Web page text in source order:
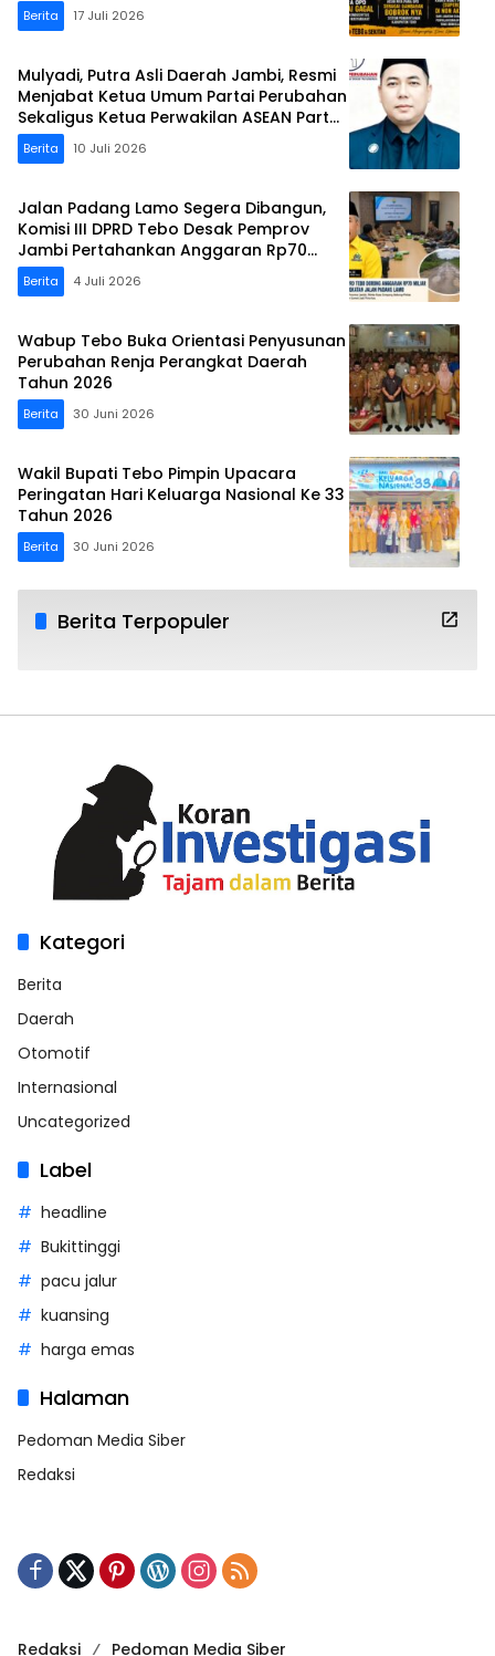
Berita 17 Juli 2026
Mulyadi, Putra Asli Daerah Jambi, Resmi
Menjabat Ketua Umum Partai Perubahan
Sekaligus Ketua Perwakilan ASEAN Partai
Perubahan di Malaysia
Berita 10 Juli 2026
Jalan Padang Lamo Segera Dibangun,
Komisi III DPRD Tebo Desak Pemprov
Jambi Pertahankan Anggaran Rp70
Miliar
Berita 4 Juli 2026
Wabup Tebo Buka Orientasi Penyusunan
Perubahan Renja Perangkat Daerah
Tahun 2026
Berita 30 Juni 2026
Wakil Bupati Tebo Pimpin Upacara
Peringatan Hari Keluarga Nasional Ke 33
Tahun 2026
Berita 30 Juni 2026
Berita Terpopuler
Kategori
Berita
Daerah
Otomotif
Internasional
Uncategorized
Label
headline
Bukittinggi
pacu jalur
kuansing
harga emas
Halaman
Pedoman Media Siber
Redaksi
Redaksi Pedoman Media Siber